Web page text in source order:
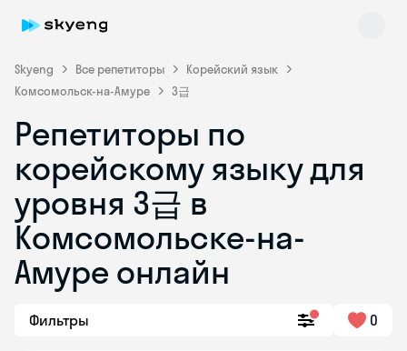
Skyeng Все репетиторы
Корейский язык
Комсомольск-на-Амуре
3급
Репетиторы по
корейскому языку для
уровня 3급 в
Комсомольске-на-
Амуре онлайн
Фильтры 0
Skyeng Chat
online